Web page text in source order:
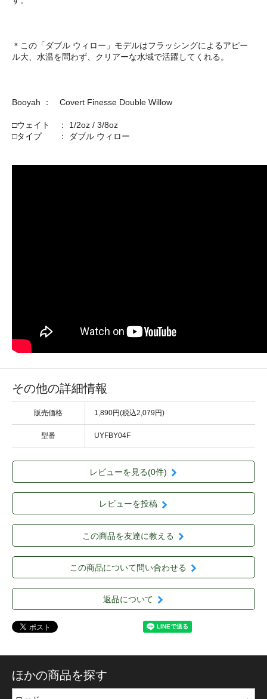
＊この「ダブル ウィロー」モデルはフラッシングによるアピー
ル大、水温を問わず、クリアーな水域で活躍してくれる。
Booyah ： Covert Finesse Double Willow
□ウェイト ： 1/2oz / 3/8oz
□タイプ ： ダブル ウィロー
その他の詳細情報
販売価格 1,890円(税込2,079円)
型番 UYFBY04F
レビューを見る(0件)
レビューを投稿
この商品を友達に教える
この商品について問い合わせる
返品について
ほかの商品を探す